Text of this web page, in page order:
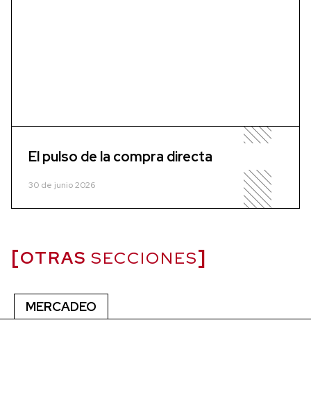
El pulso de la compra directa
30 de junio 2026
OTRAS SECCIONES
MERCADEO